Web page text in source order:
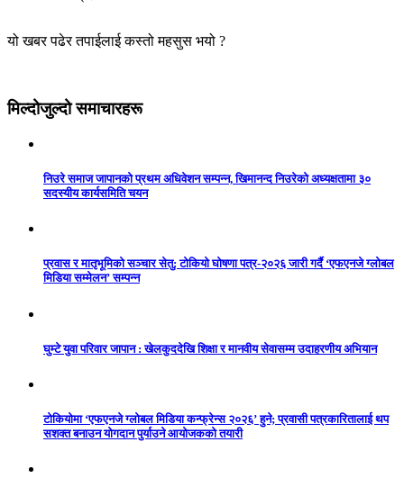
यो खबर पढेर तपाईलाई कस्तो महसुस भयो ?
मिल्दोजुल्दो समाचारहरू
निउरे समाज जापानको प्रथम अधिवेशन सम्पन्न, खिमानन्द निउरेको अध्यक्षतामा ३०
सदस्यीय कार्यसमिति चयन
प्रवास र मातृभूमिको सञ्चार सेतु: टोकियो घोषणा पत्र-२०२६ जारी गर्दै ‘एफएनजे ग्लोबल
मिडिया सम्मेलन’ सम्पन्न
घुम्टे युवा परिवार जापान : खेलकुददेखि शिक्षा र मानवीय सेवासम्म उदाहरणीय अभियान
टोकियोमा ‘एफएनजे ग्लोबल मिडिया कन्फ्रेन्स २०२६’ हुने; प्रवासी पत्रकारितालाई थप
सशक्त बनाउन योगदान पुर्याउने आयोजकको तयारी